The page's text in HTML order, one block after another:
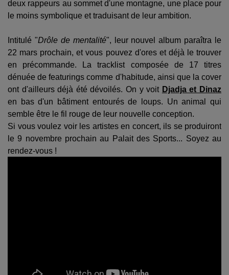
deux rappeurs au sommet d'une montagne, une place pour
le moins symbolique et traduisant de leur ambition.
Intitulé "Drôle de mentalité", leur nouvel album paraîtra le
22 mars prochain, et vous pouvez d'ores et déjà le trouver
en précommande. La tracklist composée de 17 titres
dénuée de featurings comme d'habitude, ainsi que la cover
ont d'ailleurs déjà été dévoilés. On y voit Djadja et Dinaz
en bas d'un bâtiment entourés de loups. Un animal qui
semble être le fil rouge de leur nouvelle conception.
Si vous voulez voir les artistes en concert, ils se produiront
le 9 novembre prochain au Palait des Sports... Soyez au
rendez-vous !